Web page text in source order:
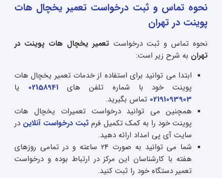
نحوه تماس و ثبت درخواست تعمیر یخچال هات
پوینت در تهران
نحوه تماس و ثبت درخواست تعمیر یخچال هات پوینت در
تهران به شرح زیر است:
ابتدا می توانید برای استفاده از خدمات تعمیر یخچال هات
پوینت خود با شماره تلفن های 02158941 یا
02191093903 تماس بگیرید.
همچنین می توانید درخواست تعمیرات یخچال هات
پوینت خود را به کمک تکمیل فرم ثبت درخواست آنلاین در
سایت آی پی امداد ارائه دهید.
شما می توانید به صورت 24 ساعته و در تمامی روزهای
هفته با کارشناسان این مرکز در ارتباط بوده و درخواست
تعمیر دستگاه خود را ثبت کنید.